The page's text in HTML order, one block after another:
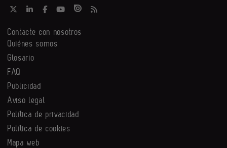
Contacte con nosotros
Quiénes somos
Glosario
FAQ
Publicidad
Aviso legal
Política de privacidad
Política de cookies
Mapa web